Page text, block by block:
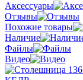
Аксессуары
Отзывы
Похожие товары
Наличие
Файлы
Видео